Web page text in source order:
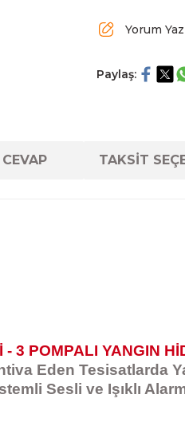
Yorum Yaz
Paylaş:
TAKSİT
- 3 POMPALI YANGIN
Eden Tesisatlarda
Sesli ve Işıklı